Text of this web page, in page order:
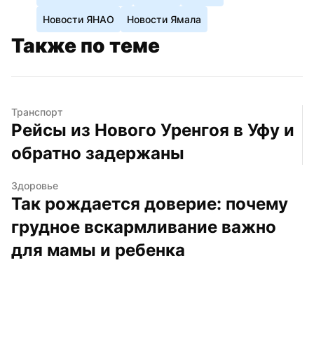
Новости ЯНАО Новости Ямала
Также по теме
Транспорт
Рейсы из Нового Уренгоя в Уфу и
обратно задержаны
Здоровье
Так рождается доверие: почему
грудное вскармливание важно
для мамы и ребенка